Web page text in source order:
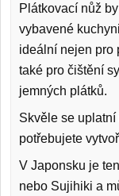
Plátkovací nůž
vybavené
ideální nejen pro
také pro čištění
jemných plátků.
Skvěle se
potřebujete
V Japonsku je
nebo Sujihiki a